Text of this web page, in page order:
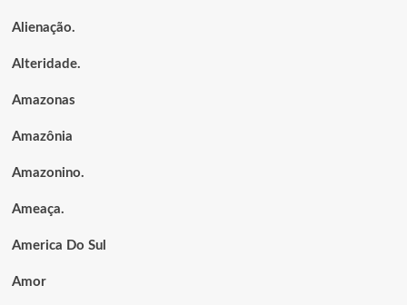
Alienação.
Alteridade.
Amazonas
Amazônia
Amazonino.
Ameaça.
America Do Sul
Amor